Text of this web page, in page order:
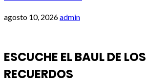
agosto 10, 2026admin
ESCUCHE EL BAUL DE LOS
RECUERDOS